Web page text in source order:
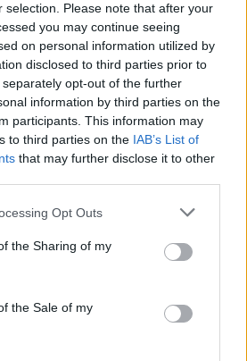
selection. Please note that after your
you may continue seeing
on personal information utilized by
disclosed to third parties prior to
opt-out of the further
information by third parties on the
participants. This information may
to third parties on the IAB’s List of
that may further disclose it to other
Opt Outs
the Sharing of my
the Sale of my
RECENTES
de kitesurf
finalistas em iniciativa europeia
de mais um Curso de
vence concurso público de ideias
mais antigo do Porto
apresenta livro sobre as
da América do Norte